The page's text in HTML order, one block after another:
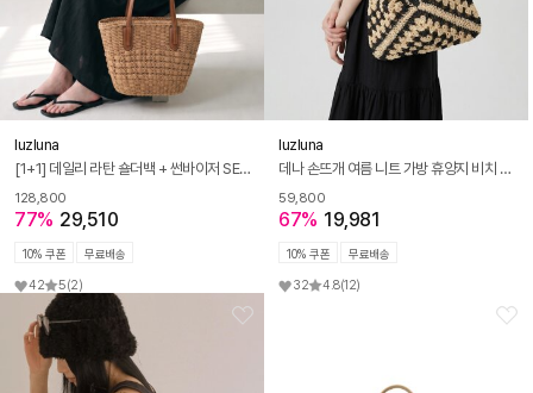
luzluna
[1+1] 데일리 라탄 숄더백 + 썬바이저 SET M201
128,800
77% 29,510
10% 쿠폰 무료배송
42 5(2)
luzluna
데나 손뜨개 여름 니트 가방 휴양지 비치 왕골 숄더 네트백
59,800
67% 19,981
10% 쿠폰 무료배송
32 4.8(12)